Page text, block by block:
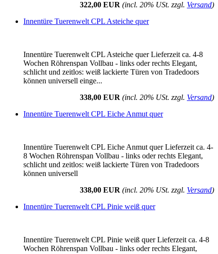
322,00 EUR (incl. 20% USt. zzgl. Versand)
Innentüre Tuerenwelt CPL Asteiche quer
Innentüre Tuerenwelt CPL Asteiche quer Lieferzeit ca. 4-8
Wochen Röhrenspan Vollbau - links oder rechts Elegant,
schlicht und zeitlos: weiß lackierte Türen von Tradedoors
können universell einge...
338,00 EUR (incl. 20% USt. zzgl. Versand)
Innentüre Tuerenwelt CPL Eiche Anmut quer
Innentüre Tuerenwelt CPL Eiche Anmut quer Lieferzeit ca. 4-
8 Wochen Röhrenspan Vollbau - links oder rechts Elegant,
schlicht und zeitlos: weiß lackierte Türen von Tradedoors
können universell
338,00 EUR (incl. 20% USt. zzgl. Versand)
Innentüre Tuerenwelt CPL Pinie weiß quer
Innentüre Tuerenwelt CPL Pinie weiß quer Lieferzeit ca. 4-8
Wochen Röhrenspan Vollbau - links oder rechts Elegant,